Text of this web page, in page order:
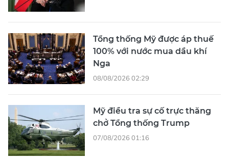
Tổng thống Mỹ được áp thuế
100% với nước mua dầu khí
Nga
08/08/2026 02:29
Mỹ điều tra sự cố trực thăng
chở Tổng thống Trump
07/08/2026 01:16